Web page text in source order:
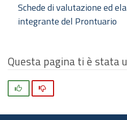
Schede di valutazione ed
integrante del Prontuario
Questa pagina ti è stata